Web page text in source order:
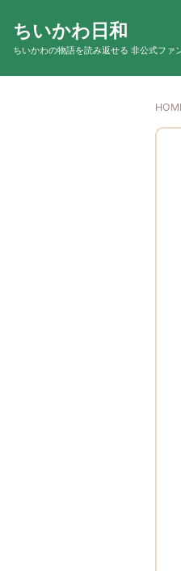
ちいかわ日和
ちいかわの物語を読み返せる 非公式ファ